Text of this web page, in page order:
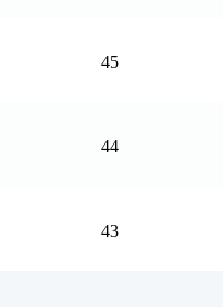
45
44
43